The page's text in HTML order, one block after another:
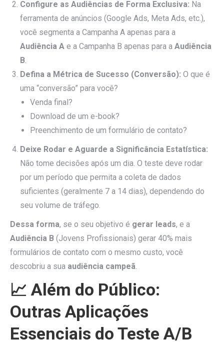
Configure as Audiências de Forma Exclusiva: Na
ferramenta de anúncios (Google Ads, Meta Ads, etc.),
você segmenta a Campanha A apenas para a
Audiência A e a Campanha B apenas para a Audiência
B.
Defina a Métrica de Sucesso (Conversão): O que é
uma “conversão” para você?
Venda final?
Download de um e-book?
Preenchimento de um formulário de contato?
Deixe Rodar e Aguarde a Significância Estatística:
Não tome decisões após um dia. O teste deve rodar
por um período que permita a coleta de dados
suficientes (geralmente 7 a 14 dias), dependendo do
seu volume de tráfego.
Dessa forma, se o seu objetivo é gerar leads, e a
Audiência B (Jovens Profissionais) gerar 40% mais
formulários de contato com o mesmo custo, você
descobriu a sua audiência campeã.
📈 Além do Público:
Outras Aplicações
Essenciais do Teste A/B